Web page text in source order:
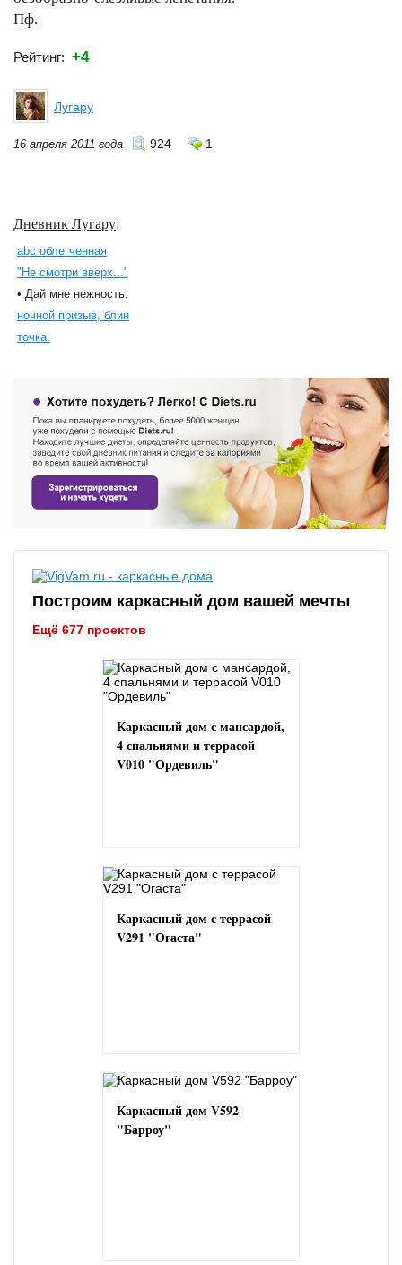
Пф.
Рейтинг: +4
Лугару
16 апреля 2011 года 924 1
Дневник Лугару:
abc облегченная
"Не смотри вверх..."
• Дай мне нежность.
ночной призыв, блин
точка.
Построим каркасный дом вашей мечты
Ещё 677 проектов
Каркасный дом с мансардой,
4 спальнями и террасой
V010 "Ордевиль"
Каркасный дом с террасой
V291 "Огаста"
Каркасный дом V592
"Барроу"